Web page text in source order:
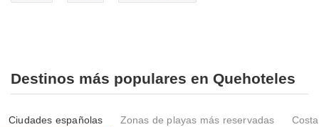
Destinos más populares en Quehoteles
Ciudades españolas Zonas de playas más reservadas